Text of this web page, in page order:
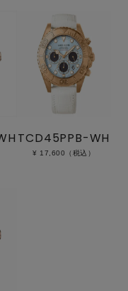
TCD45PPB-WH
¥ 17,600（税込）